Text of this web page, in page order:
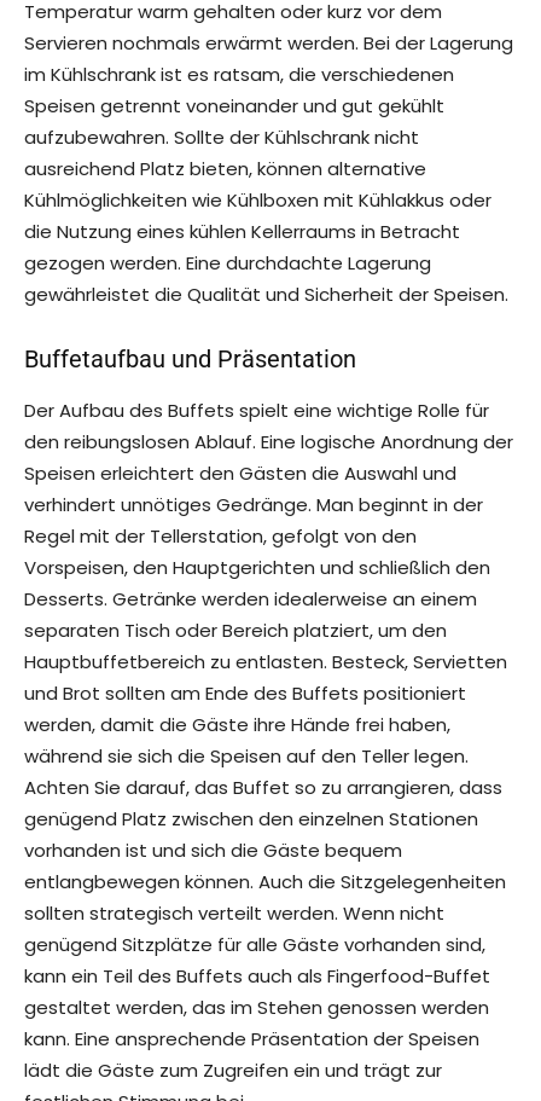
Temperatur warm gehalten oder kurz vor dem
Servieren nochmals erwärmt werden. Bei der Lagerung
im Kühlschrank ist es ratsam, die verschiedenen
Speisen getrennt voneinander und gut gekühlt
aufzubewahren. Sollte der Kühlschrank nicht
ausreichend Platz bieten, können alternative
Kühlmöglichkeiten wie Kühlboxen mit Kühlakkus oder
die Nutzung eines kühlen Kellerraums in Betracht
gezogen werden. Eine durchdachte Lagerung
gewährleistet die Qualität und Sicherheit der Speisen.
Buffetaufbau und Präsentation
Der Aufbau des Buffets spielt eine wichtige Rolle für
den reibungslosen Ablauf. Eine logische Anordnung der
Speisen erleichtert den Gästen die Auswahl und
verhindert unnötiges Gedränge. Man beginnt in der
Regel mit der Tellerstation, gefolgt von den
Vorspeisen, den Hauptgerichten und schließlich den
Desserts. Getränke werden idealerweise an einem
separaten Tisch oder Bereich platziert, um den
Hauptbuffetbereich zu entlasten. Besteck, Servietten
und Brot sollten am Ende des Buffets positioniert
werden, damit die Gäste ihre Hände frei haben,
während sie sich die Speisen auf den Teller legen.
Achten Sie darauf, das Buffet so zu arrangieren, dass
genügend Platz zwischen den einzelnen Stationen
vorhanden ist und sich die Gäste bequem
entlangbewegen können. Auch die Sitzgelegenheiten
sollten strategisch verteilt werden. Wenn nicht
genügend Sitzplätze für alle Gäste vorhanden sind,
kann ein Teil des Buffets auch als Fingerfood-Buffet
gestaltet werden, das im Stehen genossen werden
kann. Eine ansprechende Präsentation der Speisen
lädt die Gäste zum Zugreifen ein und trägt zur